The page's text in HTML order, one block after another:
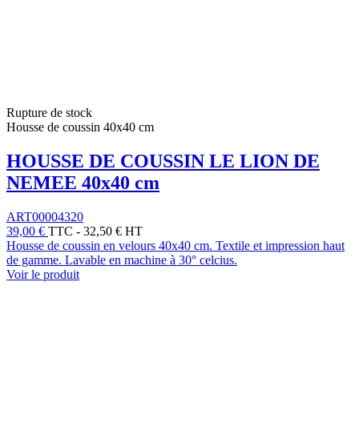
Rupture de stock
Housse de coussin 40x40 cm
HOUSSE DE COUSSIN LE LION DE
NEMEE 40x40 cm
ART00004320
39,00 € TTC - 32,50 € HT
Housse de coussin en velours 40x40 cm. Textile et impression haut
de gamme. Lavable en machine à 30° celcius.
Voir le produit